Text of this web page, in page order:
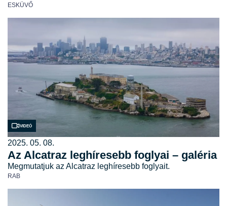
ESKÜVŐ
Videó
2025. 05. 08.
Az Alcatraz leghíresebb foglyai – galéria
Megmutatjuk az Alcatraz leghíresebb foglyait.
RAB